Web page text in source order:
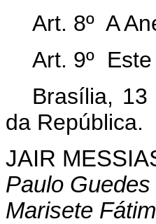
Art. 8º A
Art. 9º
Brasília, 13
da República.
JAIR
Paulo Guedes
Marisete